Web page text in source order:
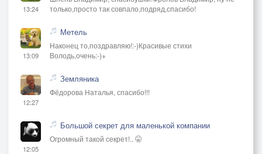
13:24
только,просто так совпало,подряд,спасибо!
13:09
Метель
Наконец то,поздравляю!:-)Красивые стихи
Володь,очень:-)+
12:27
Земляника
Фёдорова Наталья, спасибо!!!
12:05
Большой секрет для маленькой компании
Огромный такой секрет!.. 🤫